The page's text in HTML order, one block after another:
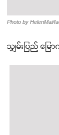
Photo by
သျှမ်းပြည် မြ